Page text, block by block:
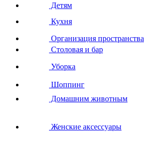
Детям
Кухня
Организация пространства
Столовая и бар
Уборка
Шоппинг
Домашним животным
Женские аксессуары